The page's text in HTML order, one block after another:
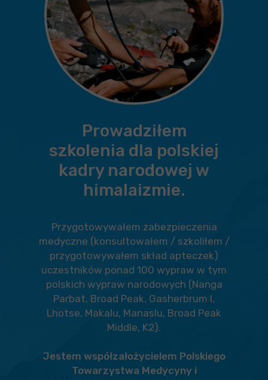
Prowadziłem
szkolenia dla polskiej
kadry narodowej w
himalaizmie.
Przygotowywałem zabezpieczenia
medyczne (konsultowałem / szkoliłem /
przygotowywałem skład apteczek)
uczestników ponad 100 wypraw w tym
polskich wypraw narodowych (Nanga
Parbat, Broad Peak, Gasherbrum I,
Lhotse, Makalu, Manaslu, Broad Peak
Middle, K2).
Jestem współzałożycielem Polskiego
Towarzystwa Medycyny i